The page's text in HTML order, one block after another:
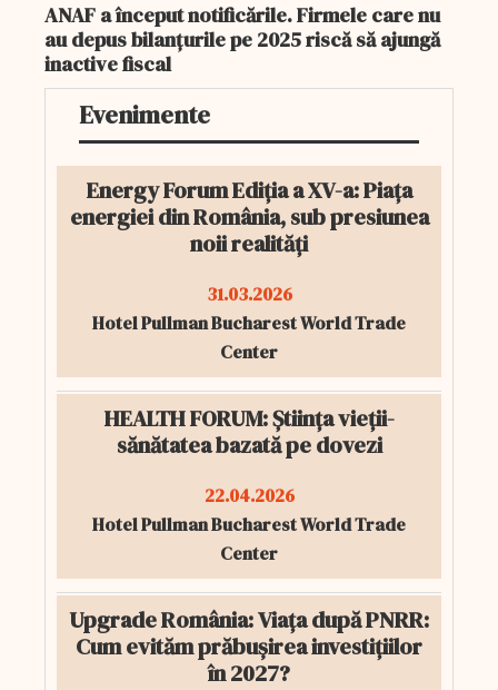
ANAF a început notificările. Firmele care nu
au depus bilanțurile pe 2025 riscă să ajungă
inactive fiscal
Evenimente
Energy Forum Ediția a XV-a: Piața
energiei din România, sub presiunea
noii realități
31.03.2026
Hotel Pullman Bucharest World Trade
Center
HEALTH FORUM: Știința vieții-
sănătatea bazată pe dovezi
22.04.2026
Hotel Pullman Bucharest World Trade
Center
Upgrade România: Viața după PNRR:
Cum evităm prăbușirea investițiilor
în 2027?